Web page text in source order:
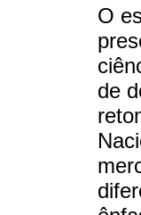
O
de